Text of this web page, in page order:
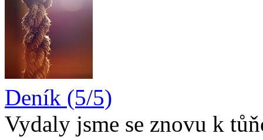
Deník (5/5)
Vydaly jsme se znovu k